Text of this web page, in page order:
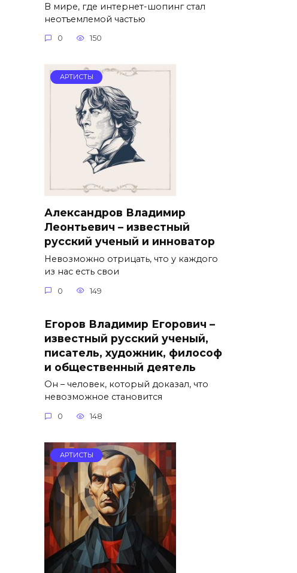
В мире, где интернет-шопинг стал
неотъемлемой частью
0 150
АРТИСТЫ
Александров Владимир
Леонтьевич – известный
русский ученый и инноватор
Невозможно отрицать, что у каждого
из нас есть свои
0 149
Егоров Владимир Егорович –
известный русский ученый,
писатель, художник, философ
и общественный деятель
Он – человек, который доказал, что
невозможное становится
0 148
АРТИСТЫ